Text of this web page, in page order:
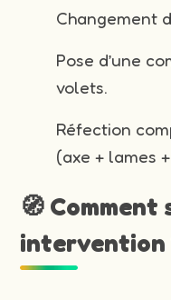
Changement
Pose d’une
volets.
Réfection
(axe + lames
🧭 Comment
intervention